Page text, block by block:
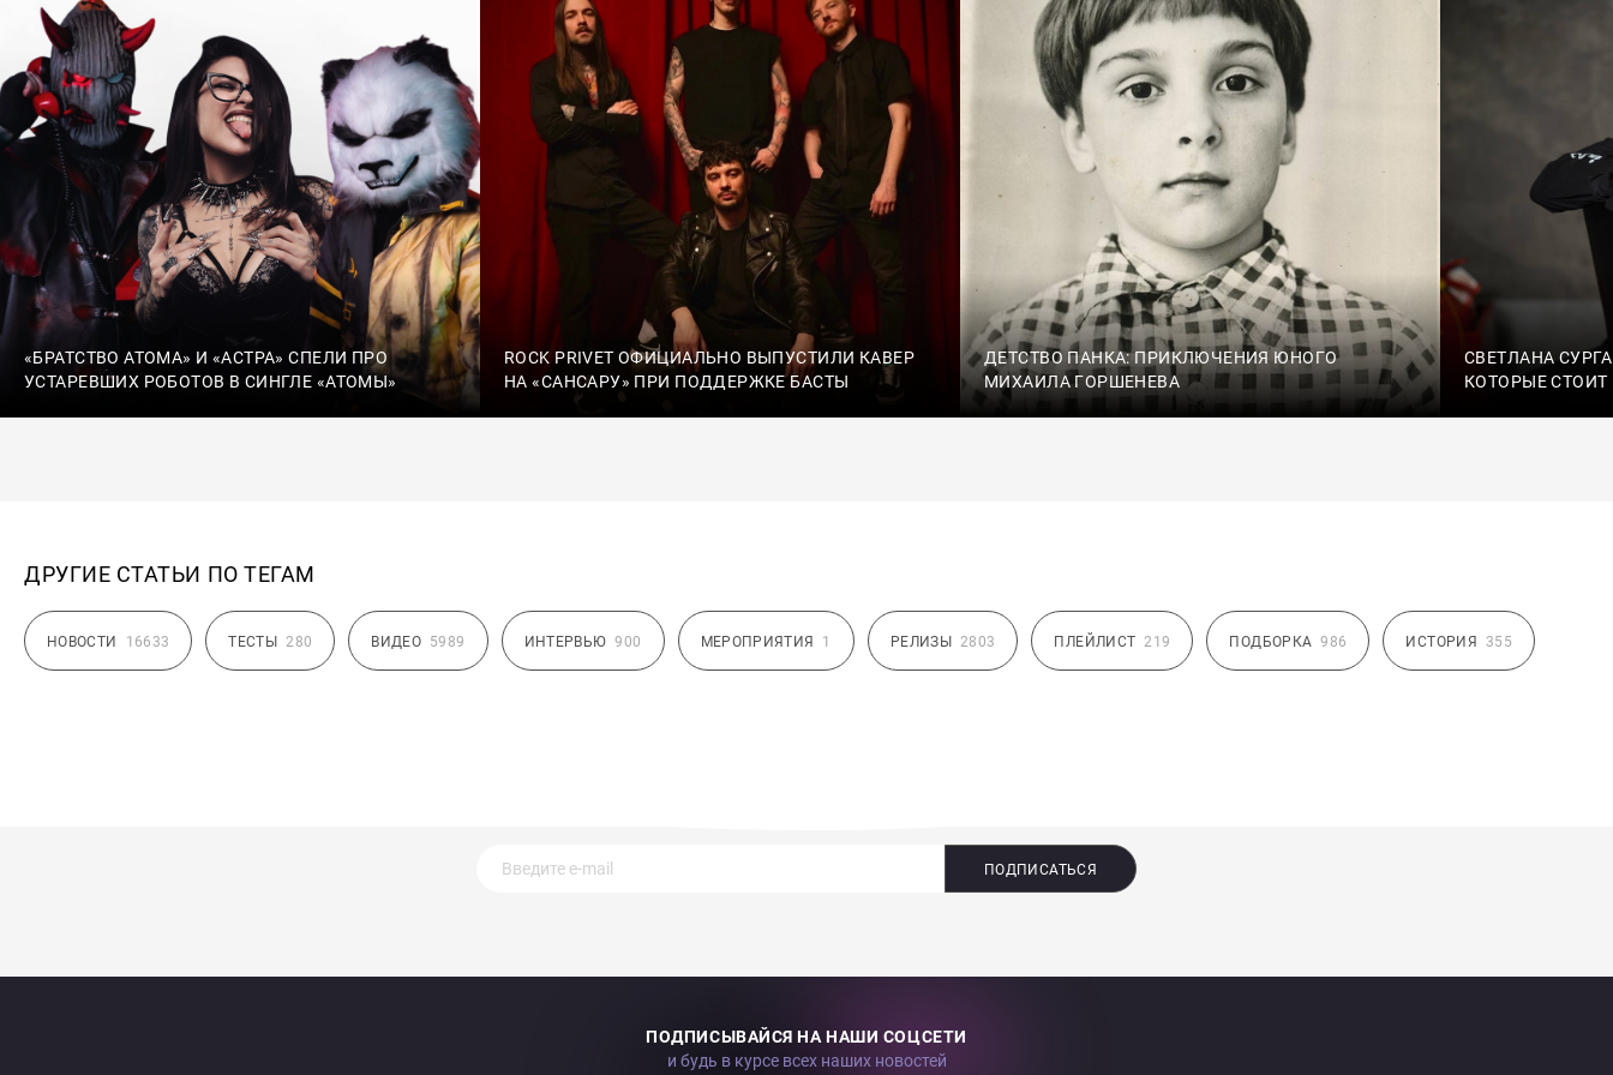
«БРАТСТВО АТОМА» И «АСТРА» СПЕЛИ ПРО
УСТАРЕВШИХ РОБОТОВ В СИНГЛЕ «АТОМЫ»
ROCK PRIVET ОФИЦИАЛЬНО ВЫПУСТИЛИ КАВЕР
НА «САНСАРУ» ПРИ ПОДДЕРЖКЕ БАСТЫ
ДЕТСТВО ПАНКА: ПРИКЛЮЧЕНИЯ ЮНОГО
МИХАИЛА ГОРШЕНЕВА
СВЕТЛАНА
КОТОРЫЕ
ДРУГИЕ СТАТЬИ ПО ТЕГАМ
НОВОСТИ 16633 ТЕСТЫ 280 ВИДЕО 5989 ИНТЕРВЬЮ 900 МЕРОПРИЯТИЯ 1 РЕЛИЗЫ 2803 ПЛЕЙЛИСТ 219 ПОДБОРКА 986 ИСТОРИЯ 355
ПОДПИСАТЬСЯ
ПОДПИСЫВАЙСЯ НА НАШИ СОЦСЕТИ
и будь в курсе всех наших новостей